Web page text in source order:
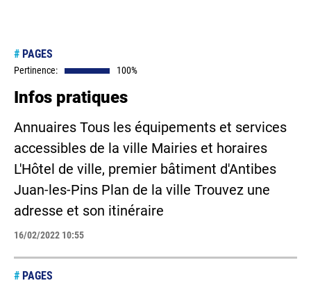
# PAGES
Pertinence: 100%
Infos pratiques
Annuaires Tous les équipements et services
accessibles de la ville Mairies et horaires
L'Hôtel de ville, premier bâtiment d'Antibes
Juan-les-Pins Plan de la ville Trouvez une
adresse et son itinéraire
16/02/2022 10:55
# PAGES